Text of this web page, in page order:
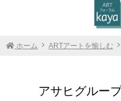
ホーム ARTアートを愉しむ
アサヒグルー